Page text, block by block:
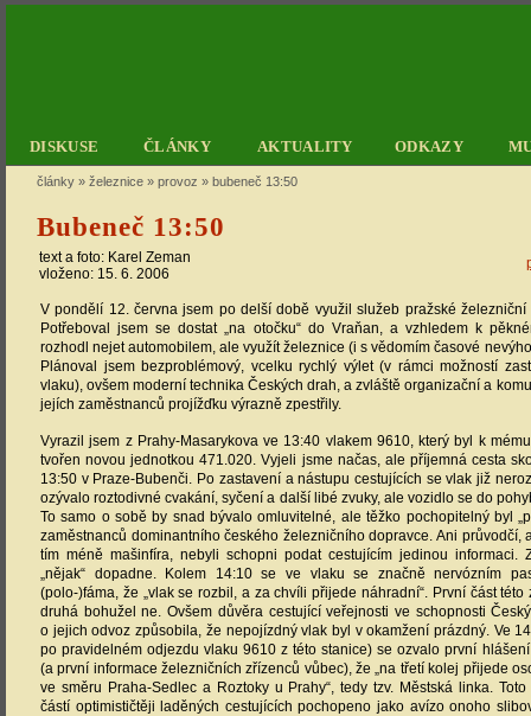
DISKUSE ČLÁNKY AKTUALITY ODKAZY
články » železnice » provoz » bubeneč 13:50
Bubeneč 13:50
text a foto: Karel Zeman
vloženo: 15. 6. 2006
V pondělí 12. června jsem po delší době využil služeb pražské železniční
Potřeboval jsem se dostat „na otočku“ do Vraňan, a vzhledem k
rozhodl nejet automobilem, ale využít železnice (i s vědomím časové
Plánoval jsem bezproblémový, vcelku rychlý výlet (v rámci možností
vlaku), ovšem moderní technika Českých drah, a zvláště organizační a
jejích zaměstnanců projížďku výrazně zpestřily.
Vyrazil jsem z Prahy-Masarykova ve 13:40 vlakem 9610, který byl k
tvořen novou jednotkou 471.020. Vyjeli jsme načas, ale příjemná cesta
13:50 v Praze-Bubenči. Po zastavení a nástupu cestujících se vlak již
ozývalo roztodivné cvakání, syčení a další libé zvuky, ale vozidlo se do
To samo o sobě by snad bývalo omluvitelné, ale těžko pochopitelný byl
zaměstnanců dominantního českého železničního dopravce. Ani průvodčí,
tím méně mašinfíra, nebyli schopni podat cestujícím jedinou informaci.
„nějak“ dopadne. Kolem 14:10 se ve vlaku se značně nervózním
(polo-)fáma, že „vlak se rozbil, a za chvíli přijede náhradní“. První část této
druhá bohužel ne. Ovšem důvěra cestující veřejnosti ve schopnosti
o jejich odvoz způsobila, že nepojízdný vlak byl v okamžení prázdný. Ve
po pravidelném odjezdu vlaku 9610 z této stanice) se ozvalo první
(a první informace železničních zřízenců vůbec), že „na třetí kolej přijede
ve směru Praha-Sedlec a Roztoky u Prahy“, tedy tzv. Městská linka.
částí optimističtěji laděných cestujících pochopeno jako avízo onoho